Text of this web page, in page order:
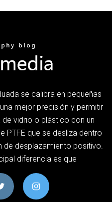
se calibra en pequeñas
mejor precisión y permitir
de vidrio o plástico con un
PTFE que se desliza dentro
de desplazamiento positivo.
diferencia es que